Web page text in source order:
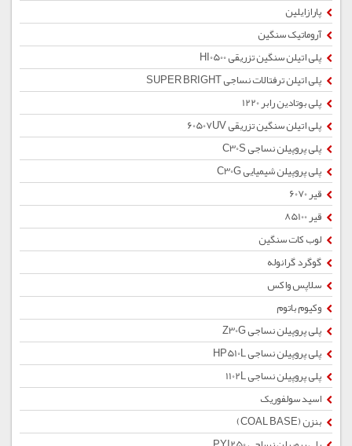
پارازایلین
آروماتیک سنگین
پلی اتیلن سنگین تزریقی HI0500
پلی اتیلن ترفتالات نساجی SUPER BRIGHT
پلی بوتادین رابر 1220
پلی اتیلن سنگین تزریقی 60507UV
پلی پروپیلن نساجی C30S
پلی پروپیلن شیمیایی C30G
قیر 6070
قیر 85100
لوب کات سنگین
گوگرد گرانوله
سلاپس واکس
وکیوم باتوم
پلی پروپیلن نساجی Z30G
پلی پروپیلن نساجی HP510L
پلی پروپیلن نساجی 1102L
اسید سولفوریک
بنزن (COAL BASE)